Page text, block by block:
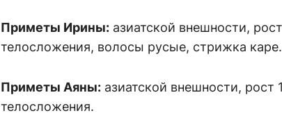
Приметы Ирины: азиатской внешности,
телосложения, волосы русые, стрижка
Приметы Аяны: азиатской внешности, рост
телосложения.